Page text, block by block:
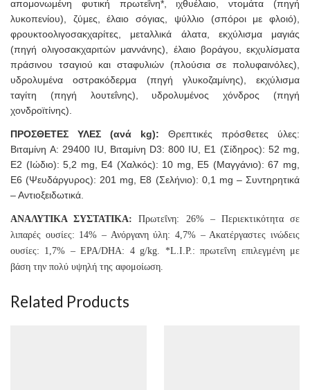
απομονωμένη φυτική πρωτεΐνη*, ιχθυέλαιο, ντομάτα (πηγή
λυκοπενίου), ζύμες, έλαιο σόγιας, ψύλλιο (σπόροι με φλοιό),
φρουκτοολιγοσακχαρίτες, μεταλλικά άλατα, εκχύλισμα μαγιάς
(πηγή ολιγοσακχαριτών μαννάνης), έλαιο βοράγου, εκχυλίσματα
πράσινου τσαγιού και σταφυλιών (πλούσια σε πολυφαινόλες),
υδρολυμένα οστρακόδερμα (πηγή γλυκοζαμίνης), εκχύλισμα
ταγίτη (πηγή λουτεΐνης), υδρολυμένος χόνδρος (πηγή
χονδροϊτίνης).
ΠΡΟΣΘΕΤΕΣ ΥΛΕΣ (ανά kg): Θρεπτικές πρόσθετες ύλες:
Βιταμίνη A: 29400 IU, Βιταμίνη D3: 800 IU, E1 (Σίδηρος): 52 mg,
E2 (Ιώδιο): 5,2 mg, E4 (Χαλκός): 10 mg, E5 (Μαγγάνιο): 67 mg,
E6 (Ψευδάργυρος): 201 mg, E8 (Σελήνιο): 0,1 mg – Συντηρητικά
– Αντιοξειδωτικά.
ΑΝΑΛΥΤΙΚΑ ΣΥΣΤΑΤΙΚΑ: Πρωτεΐνη: 26% – Περιεκτικότητα σε
λιπαρές ουσίες: 14% – Ανόργανη ύλη: 4,7% – Ακατέργαστες ινώδεις
ουσίες: 1,7% – EPA/DHA: 4 g/kg. *L.I.P.: πρωτεΐνη επιλεγμένη με
βάση την πολύ υψηλή της αφομοίωση.
Related Products